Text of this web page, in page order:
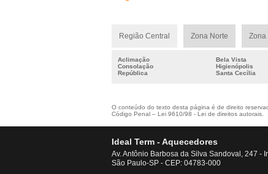
Região Central Zona Norte Zona
Aclimação Bela Vista
Consolação
Higienópolis
República
Santa Cecília
O conteúdo do texto desta página é de direito
Código Penal – Lei 9610/98 - Lei de direitos autorais
Ideal Term - Aquecedores
Av. Antônio Barbosa da Silva Sandoval, 247 -
São Paulo-SP - CEP: 04783-000